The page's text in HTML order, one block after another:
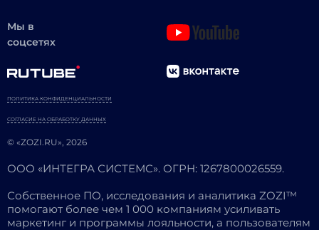
Мы в
соцсетях
© «ZOZI.RU», 2026
ПОЛИТИКА КОНФИДЕНЦИАЛЬНОСТИ
СОГЛАСИЕ НА ОБРАБОТКУ ДАННЫХ
ООО «ИНТЕГРА СИСТЕМС». ОГРН: 1267800026559.
Собственное ПО, исследования и аналитика ZOZI™
помогают более чем 1 000 компаниям усиливать
маркетинг и программы лояльности, а пользователям